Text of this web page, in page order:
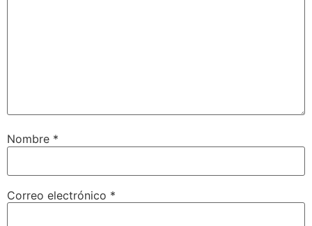
Nombre *
Correo electrónico *